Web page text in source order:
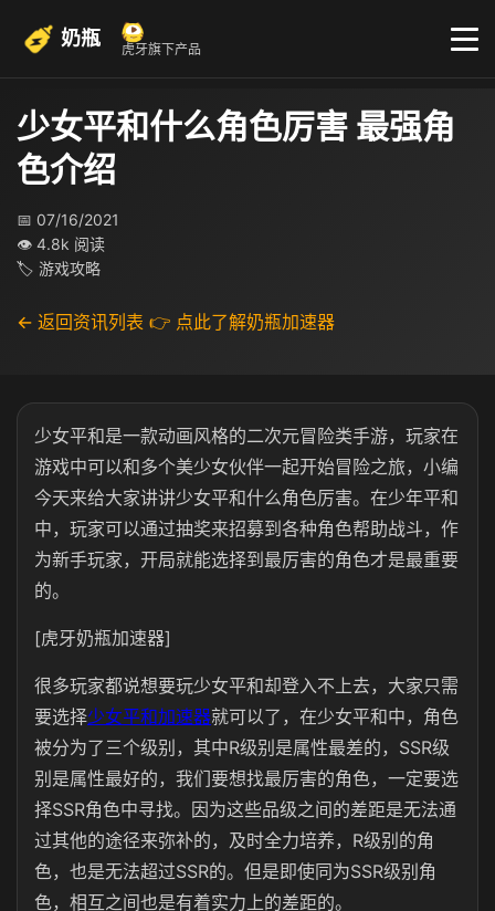
奶瓶 虎牙旗下产品
少女平和什么角色厉害 最强角
色介绍
📅 07/16/2021
👁 4.8k 阅读
🏷 游戏攻略
← 返回资讯列表 👉 点此了解奶瓶加速器
少女平和是一款动画风格的二次元冒险类手游，玩家在
游戏中可以和多个美少女伙伴一起开始冒险之旅，小编
今天来给大家讲讲少女平和什么角色厉害。在少年平和
中，玩家可以通过抽奖来招募到各种角色帮助战斗，作
为新手玩家，开局就能选择到最厉害的角色才是最重要
的。
[虎牙奶瓶加速器]
很多玩家都说想要玩少女平和却登入不上去，大家只需
要选择少女平和加速器就可以了，在少女平和中，角色
被分为了三个级别，其中R级别是属性最差的，SSR级
别是属性最好的，我们要想找最厉害的角色，一定要选
择SSR角色中寻找。因为这些品级之间的差距是无法通
过其他的途径来弥补的，及时全力培养，R级别的角
色，也是无法超过SSR的。但是即使同为SSR级别角
色，相互之间也是有着实力上的差距的。